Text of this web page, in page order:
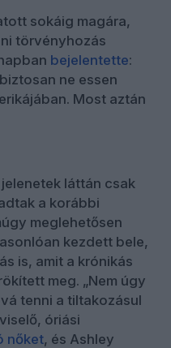
sokáig magára,
törvényhozás
bejelentette:
ne essen
Most aztán
láttán csak
a korábbi
meglehetősen
kezdett bele,
is, amit a krónikás
meg. „Nem úgy
tenni a tiltakozásul
óriási
nőket, és Ashley